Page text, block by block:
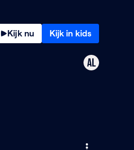
Kijk nu Kijk in kids